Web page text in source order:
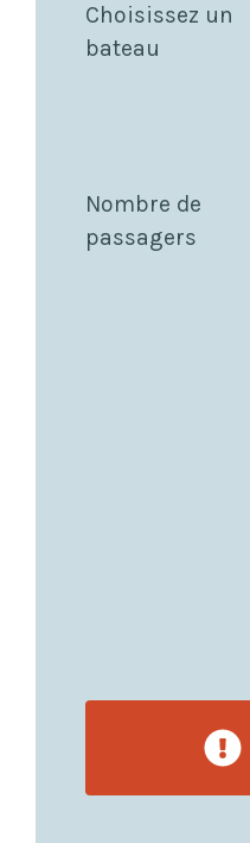
Choisissez un
bateau
Nombre de
passagers